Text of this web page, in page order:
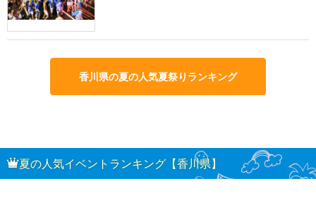
香川県の夏の人気夏祭りランキング
夏の人気イベントランキング【香川県】